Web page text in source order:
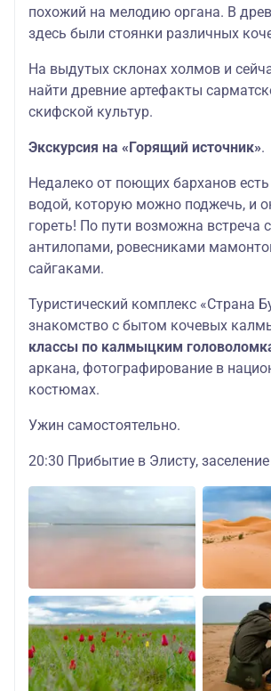
похожий на мелодию органа. В
здесь были стоянки различных
На выдутых склонах холмов и
найти древние артефакты
скифской культур.
Экскурсия на «Горящий источник».
Недалеко от поющих барханов
водой, которую можно поджечь, и
гореть! По пути возможна встреча
антилопами, ровесниками
сайгаками.
Туристический комплекс «Страна
знакомство с бытом кочевых
классы по калмыцким
аркана, фотографирование в
костюмах.
Ужин самостоятельно.
20:30 Прибытие в Элисту, заселение